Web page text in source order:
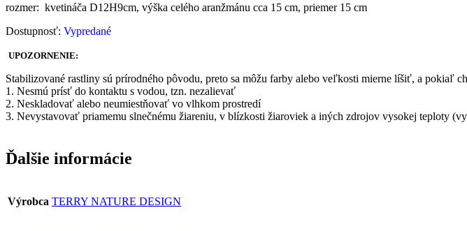
rozmer: kvetináča D12H9cm, výška celého aranžmánu cca 15 cm, priemer 15 cm
Dostupnosť: Vypredané
UPOZORNENIE:
Stabilizované rastliny sú prírodného pôvodu, preto sa môžu farby alebo veľkosti mierne líšiť, a pokiaľ
1. Nesmú prísť do kontaktu s vodou, tzn. nezalievať
2. Neskladovať alebo neumiestňovať vo vlhkom prostredí
3. Nevystavovať priamemu slnečnému žiareniu, v blízkosti žiaroviek a iných zdrojov vysokej teploty
Ďalšie informácie
Výrobca TERRY NATURE DESIGN